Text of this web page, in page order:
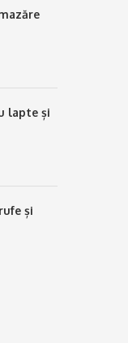
lapte și
și